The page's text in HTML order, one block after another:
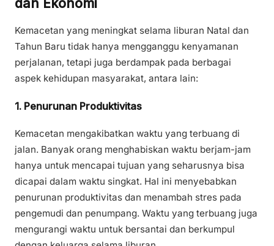
dan Ekonomi
Kemacetan yang meningkat selama liburan Natal dan
Tahun Baru tidak hanya mengganggu kenyamanan
perjalanan, tetapi juga berdampak pada berbagai
aspek kehidupan masyarakat, antara lain:
1. Penurunan Produktivitas
Kemacetan mengakibatkan waktu yang terbuang di
jalan. Banyak orang menghabiskan waktu berjam-jam
hanya untuk mencapai tujuan yang seharusnya bisa
dicapai dalam waktu singkat. Hal ini menyebabkan
penurunan produktivitas dan menambah stres pada
pengemudi dan penumpang. Waktu yang terbuang juga
mengurangi waktu untuk bersantai dan berkumpul